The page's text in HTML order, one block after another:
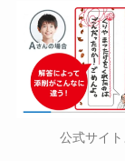
公式サイト